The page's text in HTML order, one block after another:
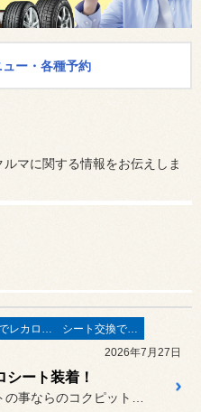
ー・各種予約
マに関する情報をお伝えしま
帯広でレカロシート取扱店
シート交換で快適♪
2026年7月27日
ート装着！